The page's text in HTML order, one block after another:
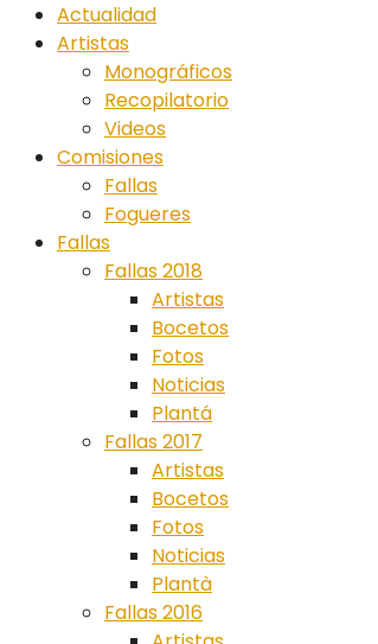
Actualidad
Artistas
Monográficos
Recopilatorio
Videos
Comisiones
Fallas
Fogueres
Fallas
Fallas 2018
Artistas
Bocetos
Fotos
Noticias
Plantá
Fallas 2017
Artistas
Bocetos
Fotos
Noticias
Plantà
Fallas 2016